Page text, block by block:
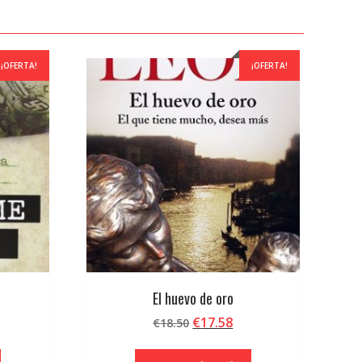
¡OFERTA! ¡OFERTA!
El huevo de oro
€18.50 El
original
€17.58El
actual